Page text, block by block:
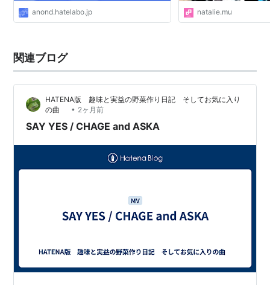
anond.hatelabo.jp natalie.mu
関連ブログ
HATENA版 趣味と実益の野菜作り日記 そしてお気に入り
の曲
• 2ヶ月前
SAY YES / CHAGE and ASKA